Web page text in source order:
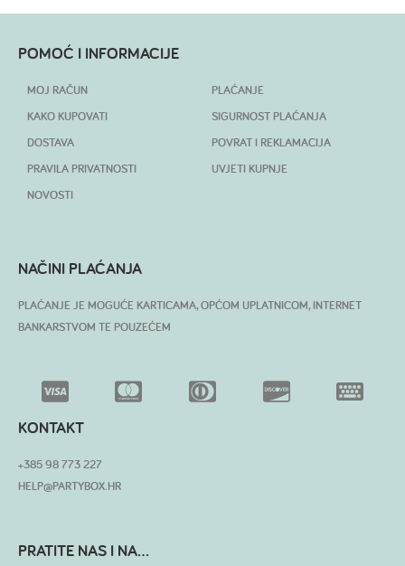
POMOĆ I INFORMACIJE
MOJ RAČUN
KAKO KUPOVATI
DOSTAVA
PRAVILA PRIVATNOSTI
NOVOSTI
PLAĆANJE
SIGURNOST PLAĆANJA
POVRAT I REKLAMACIJA
UVJETI KUPNJE
NAČINI PLAĆANJA
PLAĆANJE JE MOGUĆE KARTICAMA, OPĆOM UPLATNICOM, INTERNET
BANKARSTVOM TE POUZEĆEM
KONTAKT
+385 98 773 227
HELP@PARTYBOX.HR
PRATITE NAS I NA...